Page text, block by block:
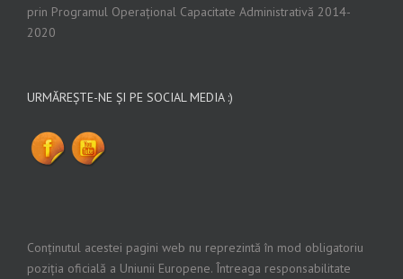
prin Programul Operațional Capacitate Administrativă 2014-
2020
URMĂREȘTE-NE ȘI PE SOCIAL MEDIA :)
Conținutul acestei pagini web nu reprezintă în mod obligatoriu
poziția oficială a Uniunii Europene. Întreaga responsabilitate